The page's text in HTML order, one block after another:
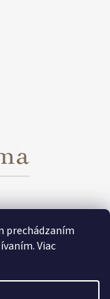
prechádzaním
Viac